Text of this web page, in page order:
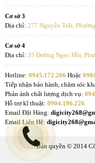
Cơ sở 3
Địa chỉ: 277 Nguyễn Trãi,
Cơ sở 4
Địa chỉ: 35 Đường Ngọc Hồi,
Hotline: 0945.172.266 Hoặc
Tiếp nhận bảo hành, chăm sóc
Phản ánh chất lượng dịch vụ:
Hỗ trợ kĩ thuật: 0904.196.226
Email Đặt Hàng:
Email Liên Hệ:
Bản quyền © 2014